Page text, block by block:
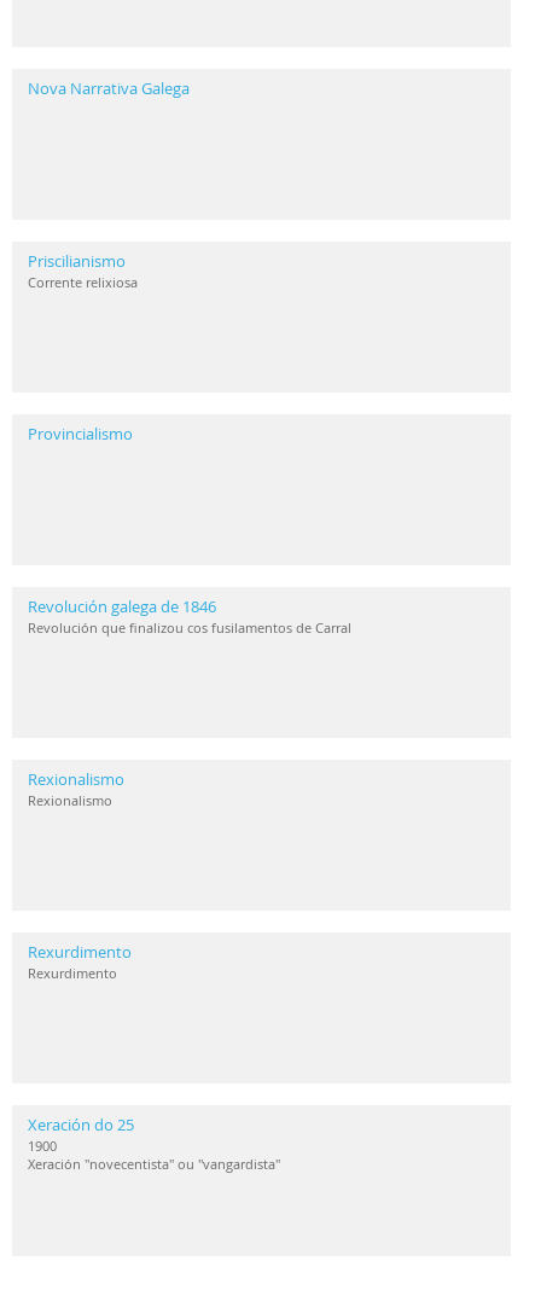
Nova Narrativa Galega
Priscilianismo
Corrente relixiosa
Provincialismo
Revolución galega de 1846
Revolución que finalizou cos fusilamentos de Carral
Rexionalismo
Rexionalismo
Rexurdimento
Rexurdimento
Xeración do 25
1900
Xeración "novecentista" ou "vangardista"